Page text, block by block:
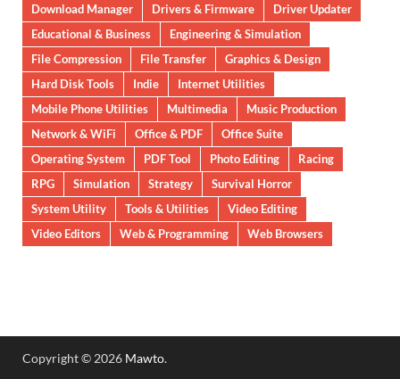
Download Manager
Drivers & Firmware
Driver Updater
Educational & Business
Engineering & Simulation
File Compression
File Transfer
Graphics & Design
Hard Disk Tools
Indie
Internet Utilities
Mobile Phone Utilities
Multimedia
Music Production
Network & WiFi
Office & PDF
Office Suite
Operating System
PDF Tool Photo Editing
Racing
RPG
Simulation Strategy
Survival Horror
System Utility
Tools & Utilities
Video Editing
Video Editors
Web & Programming Web Browsers
Copyright © 2026 Mawto.